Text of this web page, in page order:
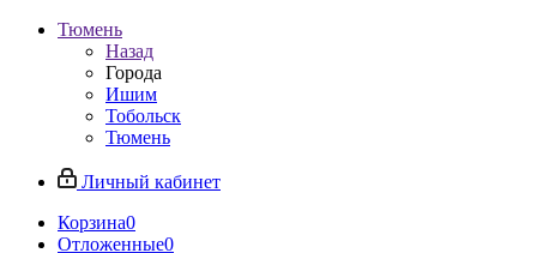
Тюмень
Назад
Города
Ишим
Тобольск
Тюмень
Личный кабинет
Корзина0
Отложенные0